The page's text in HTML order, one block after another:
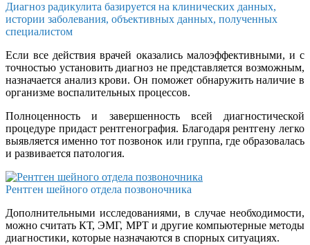
Диагноз радикулита базируется на клинических данных,
истории заболевания, объективных данных, полученных
специалистом
Если все действия врачей оказались малоэффективными, и с
точностью установить диагноз не представляется возможным,
назначается анализ крови. Он поможет обнаружить наличие в
организме воспалительных процессов.
Полноценность и завершенность всей диагностической
процедуре придаст рентгенография. Благодаря рентгену легко
выявляется именно тот позвонок или группа, где образовалась
и развивается патология.
Рентген шейного отдела позвоночника
Дополнительными исследованиями, в случае необходимости,
можно считать КТ, ЭМГ, МРТ и другие компьютерные методы
диагностики, которые назначаются в спорных ситуациях.